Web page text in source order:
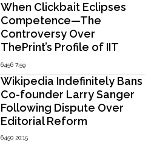
When Clickbait Eclipses
Competence—The
Controversy Over
ThePrint’s Profile of IIT
Madras Director V.
Kamakoti
6456 7:59
Wikipedia Indefinitely Bans
Co-founder Larry Sanger
Following Dispute Over
Editorial Reform
6450 20:15